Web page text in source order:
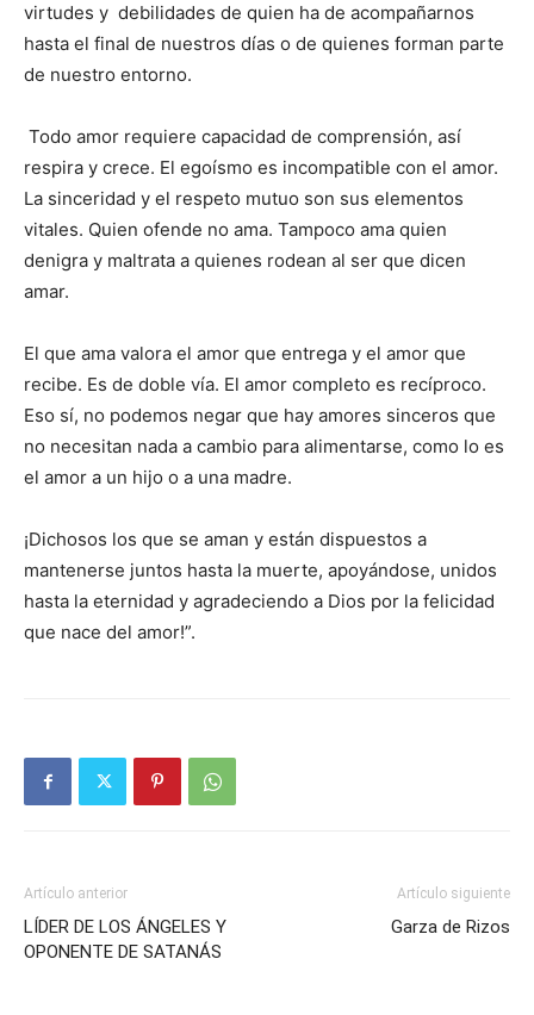
virtudes y debilidades de quien ha de acompañarnos
hasta el final de nuestros días o de quienes forman parte
de nuestro entorno.
Todo amor requiere capacidad de comprensión, así
respira y crece. El egoísmo es incompatible con el amor.
La sinceridad y el respeto mutuo son sus elementos
vitales. Quien ofende no ama. Tampoco ama quien
denigra y maltrata a quienes rodean al ser que dicen
amar.
El que ama valora el amor que entrega y el amor que
recibe. Es de doble vía. El amor completo es recíproco.
Eso sí, no podemos negar que hay amores sinceros que
no necesitan nada a cambio para alimentarse, como lo es
el amor a un hijo o a una madre.
¡Dichosos los que se aman y están dispuestos a
mantenerse juntos hasta la muerte, apoyándose, unidos
hasta la eternidad y agradeciendo a Dios por la felicidad
que nace del amor!”.
Artículo anterior
LÍDER DE LOS ÁNGELES Y
OPONENTE DE SATANÁS
Artículo siguiente
Garza de Rizos